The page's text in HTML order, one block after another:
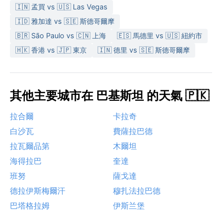
🇮🇳 孟買 vs 🇺🇸 Las Vegas
🇮🇩 雅加達 vs 🇸🇪 斯德哥爾摩
🇧🇷 São Paulo vs 🇨🇳 上海
🇪🇸 馬德里 vs 🇺🇸 紐約市
🇭🇰 香港 vs 🇯🇵 東京
🇮🇳 德里 vs 🇸🇪 斯德哥爾摩
其他主要城市在 巴基斯坦 的天氣 🇵🇰
拉合爾
卡拉奇
白沙瓦
費薩拉巴德
拉瓦爾品第
木爾坦
海得拉巴
奎達
班努
薩戈達
德拉伊斯梅爾汗
穆扎法拉巴德
巴塔格拉姆
伊斯兰堡